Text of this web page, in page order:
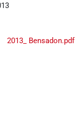
2013_ Bensadon.pdf